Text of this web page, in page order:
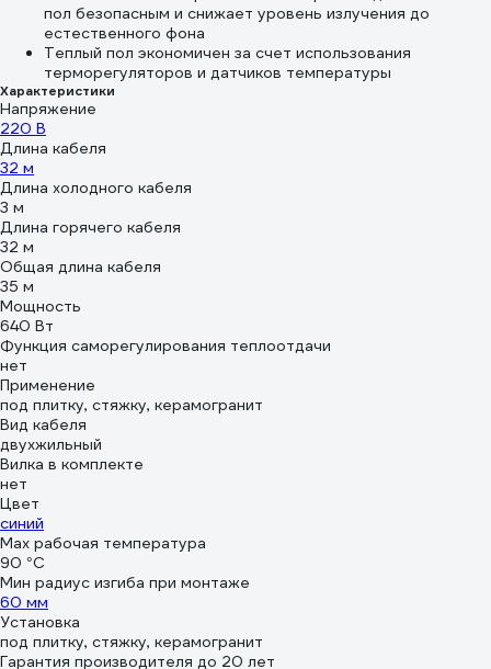
пол безопасным и снижает уровень излучения до
естественного фона
Теплый пол экономичен за счет использования
терморегуляторов и датчиков температуры
Характеристики
Напряжение
220 В
Длина кабеля
32 м
Длина холодного кабеля
3 м
Длина горячего кабеля
32 м
Общая длина кабеля
35 м
Мощность
640 Вт
Функция саморегулирования теплоотдачи
нет
Применение
под плитку, стяжку, керамогранит
Вид кабеля
двухжильный
Вилка в комплекте
нет
Цвет
синий
Max рабочая температура
90 °С
Мин радиус изгиба при монтаже
60 мм
Установка
под плитку, стяжку, керамогранит
Гарантия производителя до 20 лет